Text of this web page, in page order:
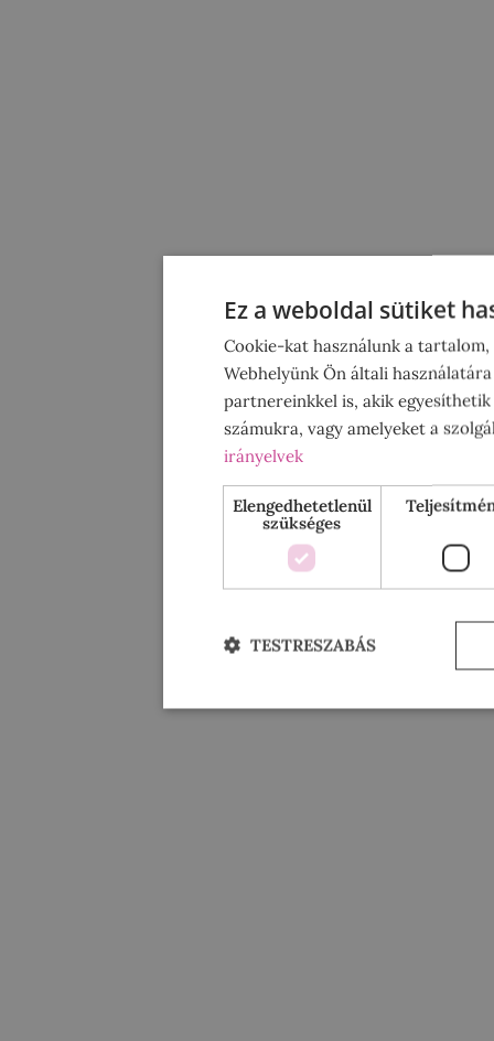
Ez a weboldal sütiket
Cookie-kat használunk a tartalom,
Webhelyünk Ön általi
partnereinkkel is, akik
számukra, vagy amelyeket a
irányelvek
Elengedhetetlenül
szükséges
TESTRESZABÁS